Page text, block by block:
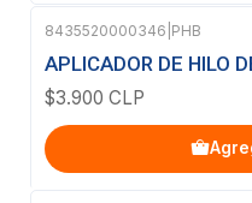
8435520000346 PHB
APLICADOR DE HILO
$3.900 CLP